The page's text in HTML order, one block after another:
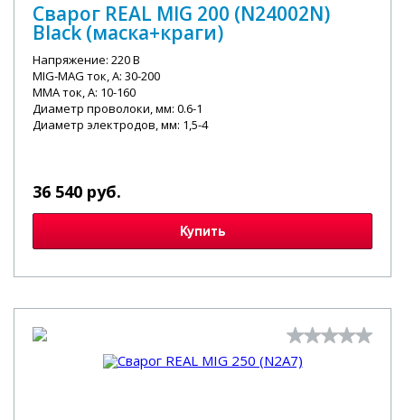
Сварог REAL MIG 200 (N24002N)
Black (маска+краги)
Напряжение: 220 В
MIG-MAG ток, А: 30-200
MMA ток, А: 10-160
Диаметр проволоки, мм: 0.6-1
Диаметр электродов, мм: 1,5-4
36 540 руб.
Купить